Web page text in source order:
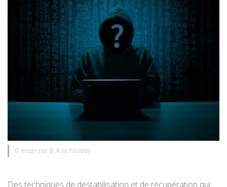
© Image par B_A de Pixabay
Des techniques de déstabilisation et de récupération qui